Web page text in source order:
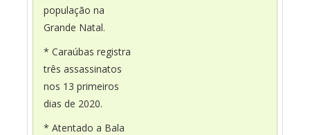
população na
Grande Natal.
* Caraúbas registra
três assassinatos
nos 13 primeiros
dias de 2020.
* Atentado a Bala